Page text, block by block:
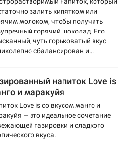
залить кипятком или
молоком, чтобы получить
горячий шоколад. Его
чуть горьковатый вкус
сбалансирован и
напиток Love is
и маракуйя
Love is со вкусом манго и
— это идеальное сочетание
газировки и сладкого
вкуса.